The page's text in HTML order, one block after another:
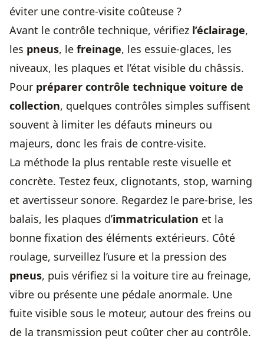
éviter une contre-visite coûteuse ?
Avant le contrôle technique, vérifiez l’éclairage,
les pneus, le freinage, les essuie-glaces, les
niveaux, les plaques et l’état visible du châssis.
Pour préparer contrôle technique voiture de
collection, quelques contrôles simples suffisent
souvent à limiter les défauts mineurs ou
majeurs, donc les frais de contre-visite.
La méthode la plus rentable reste visuelle et
concrète. Testez feux, clignotants, stop, warning
et avertisseur sonore. Regardez le pare-brise, les
balais, les plaques d’immatriculation et la
bonne fixation des éléments extérieurs. Côté
roulage, surveillez l’usure et la pression des
pneus, puis vérifiez si la voiture tire au freinage,
vibre ou présente une pédale anormale. Une
fuite visible sous le moteur, autour des freins ou
de la transmission peut coûter cher au contrôle.